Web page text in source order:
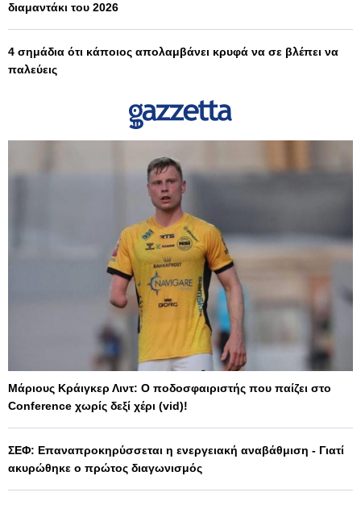
διαμαντάκι του 2026
4 σημάδια ότι κάποιος απολαμβάνει κρυφά να σε βλέπει να
παλεύεις
Μάριους Κράιγκερ Λιντ: Ο ποδοσφαιριστής που παίζει στο
Conference χωρίς δεξί χέρι (vid)!
ΣΕΦ: Επαναπροκηρύσσεται η ενεργειακή αναβάθμιση - Γιατί
ακυρώθηκε ο πρώτος διαγωνισμός